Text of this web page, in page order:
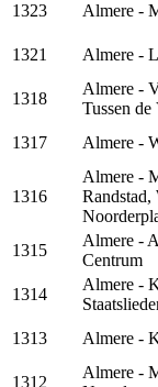
1323
Almere -
1321
Almere -
1318
Almere -
Tussen de
1317
Almere -
1316
Almere -
1315
Almere -
Centrum
1314
Almere -
1313
Almere -
1312
Almere -